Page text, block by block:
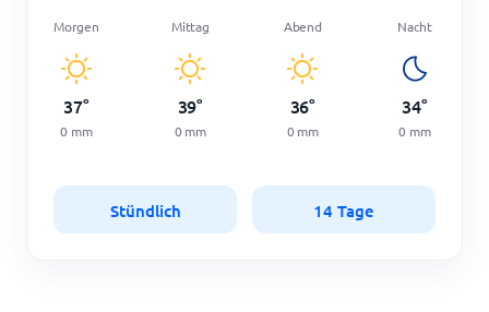
Morgen
37°
0 mm
Mittag
39°
0 mm
Abend
36°
0 mm
Nacht
34°
0 mm
Stündlich 14 Tage